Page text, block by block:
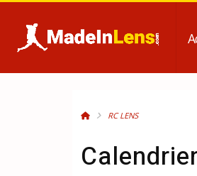
RC LENS